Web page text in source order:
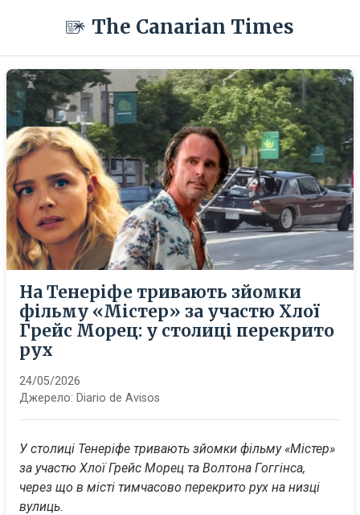
The Canarian Times
На Тенеріфе тривають зйомки
фільму «Містер» за участю Хлої
Грейс Морец: у столиці перекрито
рух
24/05/2026
Джерело: Diario de Avisos
У столиці Тенеріфе тривають зйомки фільму «Містер»
за участю Хлої Грейс Морец та Волтона Гоггінса,
через що в місті тимчасово перекрито рух на низці
вулиць.